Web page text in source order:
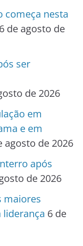
começa nesta
6 de agosto de
ser
de 2026
em
e em
agosto de 2026
após
de 2026
maiores
liderança 6 de